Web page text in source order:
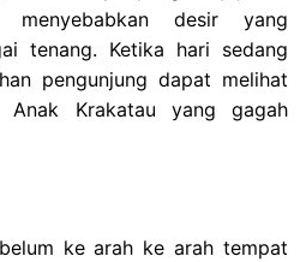
desir yang
tenang. Ketika hari sedang
pengunjung dapat melihat
Anak Krakatau yang gagah
ke arah ke arah tempat